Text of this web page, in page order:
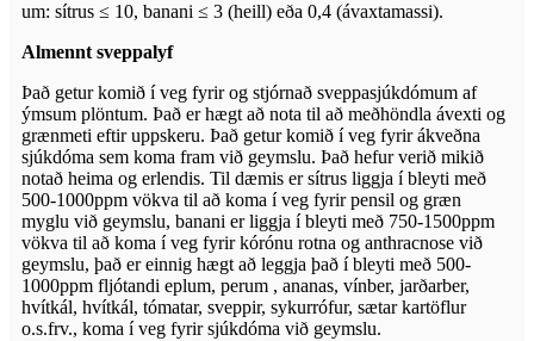
um: sítrus ≤ 10, banani ≤ 3 (heill) eða 0,4 (ávaxtamassi).
Almennt sveppalyf
Það getur komið í veg fyrir og stjórnað sveppasjúkdómum af
ýmsum plöntum. Það er hægt að nota til að meðhöndla ávexti og
grænmeti eftir uppskeru. Það getur komið í veg fyrir ákveðna
sjúkdóma sem koma fram við geymslu. Það hefur verið mikið
notað heima og erlendis. Til dæmis er sítrus liggja í bleyti með
500-1000ppm vökva til að koma í veg fyrir pensil og græn
myglu við geymslu, banani er liggja í bleyti með 750-1500ppm
vökva til að koma í veg fyrir kórónu rotna og anthracnose við
geymslu, það er einnig hægt að leggja það í bleyti með 500-
1000ppm fljótandi eplum, perum , ananas, vínber, jarðarber,
hvítkál, hvítkál, tómatar, sveppir, sykurrófur, sætar kartöflur
o.s.frv., koma í veg fyrir sjúkdóma við geymslu.